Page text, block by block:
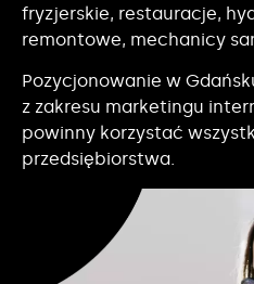
fryzjerskie, restauracje,
remontowe, mechanicy
Pozycjonowanie w
z zakresu marketingu
powinny korzystać
przedsiębiorstwa.